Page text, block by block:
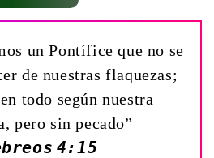
un Pontífice que no se
de nuestras flaquezas;
todo según nuestra
pero sin pecado”
4:15